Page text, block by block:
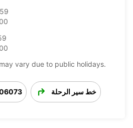
vary due to public holidays.
خط سير الرحلة